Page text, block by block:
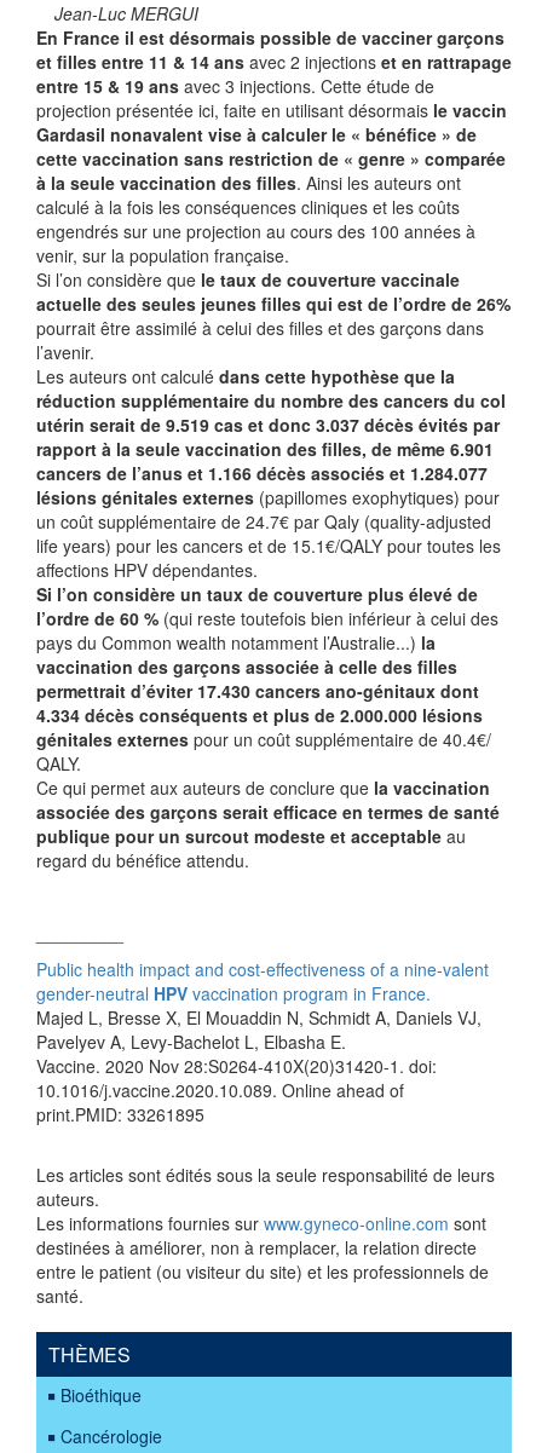
Jean-Luc MERGUI
En France il est désormais possible de vacciner garçons
et filles entre 11 & 14 ans avec 2 injections et en rattrapage
entre 15 & 19 ans avec 3 injections. Cette étude de
projection présentée ici, faite en utilisant désormais le vaccin
Gardasil nonavalent vise à calculer le « bénéfice » de
cette vaccination sans restriction de « genre » comparée
à la seule vaccination des filles. Ainsi les auteurs ont
calculé à la fois les conséquences cliniques et les coûts
engendrés sur une projection au cours des 100 années à
venir, sur la population française.
Si l’on considère que le taux de couverture vaccinale
actuelle des seules jeunes filles qui est de l’ordre de 26%
pourrait être assimilé à celui des filles et des garçons dans
l’avenir.
Les auteurs ont calculé dans cette hypothèse que la
réduction supplémentaire du nombre des cancers du col
utérin serait de 9.519 cas et donc 3.037 décès évités par
rapport à la seule vaccination des filles, de même 6.901
cancers de l’anus et 1.166 décès associés et 1.284.077
lésions génitales externes (papillomes exophytiques) pour
un coût supplémentaire de 24.7€ par Qaly (quality-adjusted
life years) pour les cancers et de 15.1€/QALY pour toutes les
affections HPV dépendantes.
Si l’on considère un taux de couverture plus élevé de
l’ordre de 60 % (qui reste toutefois bien inférieur à celui des
pays du Common wealth notamment l’Australie...) la
vaccination des garçons associée à celle des filles
permettrait d’éviter 17.430 cancers ano-génitaux dont
4.334 décès conséquents et plus de 2.000.000 lésions
génitales externes pour un coût supplémentaire de 40.4€/
QALY.
Ce qui permet aux auteurs de conclure que la vaccination
associée des garçons serait efficace en termes de santé
publique pour un surcout modeste et acceptable au
regard du bénéfice attendu.
Public health impact and cost-effectiveness of a nine-valent
gender-neutral HPV vaccination program in France.
Majed L, Bresse X, El Mouaddin N, Schmidt A, Daniels VJ,
Pavelyev A, Levy-Bachelot L, Elbasha E.
Vaccine. 2020 Nov 28:S0264-410X(20)31420-1. doi:
10.1016/j.vaccine.2020.10.089. Online ahead of
print.PMID: 33261895
Les articles sont édités sous la seule responsabilité de leurs
auteurs.
Les informations fournies sur www.gyneco-online.com sont
destinées à améliorer, non à remplacer, la relation directe
entre le patient (ou visiteur du site) et les professionnels de
santé.
THÈMES
Bioéthique
Cancérologie